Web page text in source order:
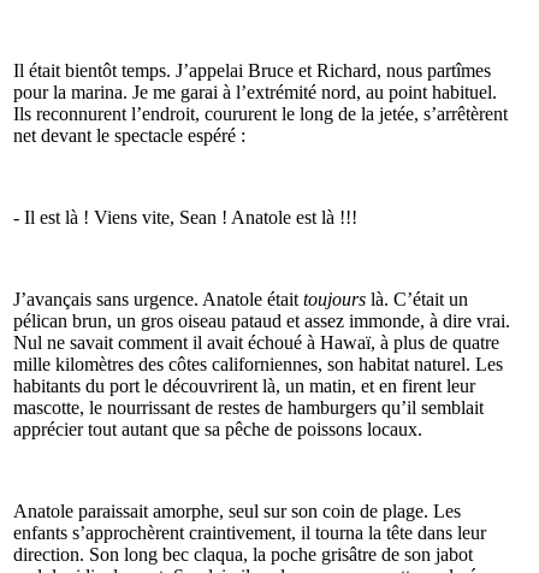
Il était bientôt temps. J’appelai Bruce et Richard, nous partîmes
pour la marina. Je me garai à l’extrémité nord, au point habituel.
Ils reconnurent l’endroit, coururent le long de la jetée, s’arrêtèrent
net devant le spectacle espéré :
- Il est là ! Viens vite, Sean ! Anatole est là !!!
J’avançais sans urgence. Anatole était toujours là. C’était un
pélican brun, un gros oiseau pataud et assez immonde, à dire vrai.
Nul ne savait comment il avait échoué à Hawaï, à plus de quatre
mille kilomètres des côtes californiennes, son habitat naturel. Les
habitants du port le découvrirent là, un matin, et en firent leur
mascotte, le nourrissant de restes de hamburgers qu’il semblait
apprécier tout autant que sa pêche de poissons locaux.
Anatole paraissait amorphe, seul sur son coin de plage. Les
enfants s’approchèrent craintivement, il tourna la tête dans leur
direction. Son long bec claqua, la poche grisâtre de son jabot